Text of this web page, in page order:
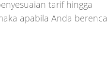
tarif hingga
apabila Anda berenca